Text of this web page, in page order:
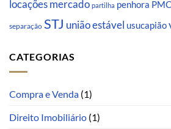
locações mercado partilha penhora
separação STJ união estável usucapião
CATEGORIAS
Compra e Venda (1)
Direito Imobiliário (1)